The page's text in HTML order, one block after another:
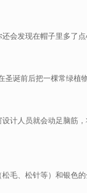
会发现在帽子里多了点
诞前后把一棵常绿
计人员就会动足脑
、松针等）和银色